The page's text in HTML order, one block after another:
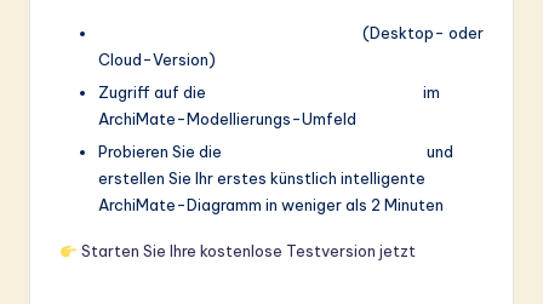
(Desktop- oder
Cloud-Version)
Zugriff auf die
im
ArchiMate-Modellierungs-Umfeld
Probieren Sie die
und
erstellen Sie Ihr erstes künstlich intelligente
ArchiMate-Diagramm in weniger als 2 Minuten
Starten Sie Ihre kostenlose Testversion jetzt